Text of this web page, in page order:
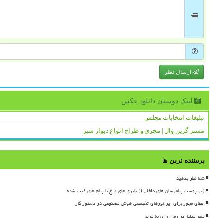
ارسال نظر
لینک دوستان دانلود عكس
تبلیغات انتخابات مجلس
مستر گرین وال | مجری و طراح انواع دیوار سبز
پربیننده ترین ها
شما نظر بدهید
زیر پوست پیامرسان های داخلی از باتری های داغ تا پیام های غیب شده
اعطای مجوز برای اپراتورهای تخصصی هوش مصنوعی در دستور کار